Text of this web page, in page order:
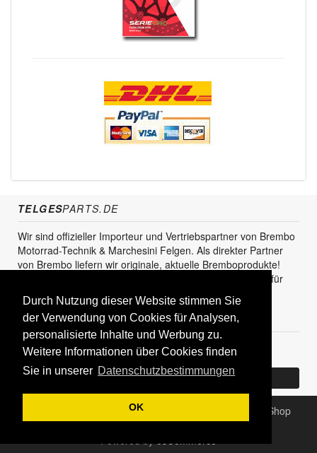
Durch Nutzung dieser Website stimmen Sie
der Verwendung von Cookies für Analysen,
personalisierte Inhalte und Werbung zu.
Weitere Informationen über Cookies finden
Sie in unserer Datenschutzbestimmungen
OK
TELGESPARTS.DE
Wir sind offizieller Importeur und Vertriebspartner von Brembo
Motorrad-Technik & Marchesini Felgen. Als direkter Partner
von Brembo liefern wir originale, aktuelle Bremboprodukte!
Unser Service steht sowohl für den Endkunden als auch für
den Einzel- und Grosshandel zur Verfügung.
KUNDENBEREICH
Registrieren
Bereits Kunde? Log In
TELGESparts.de - Bremsen Online Shop
Powered byosCommerce